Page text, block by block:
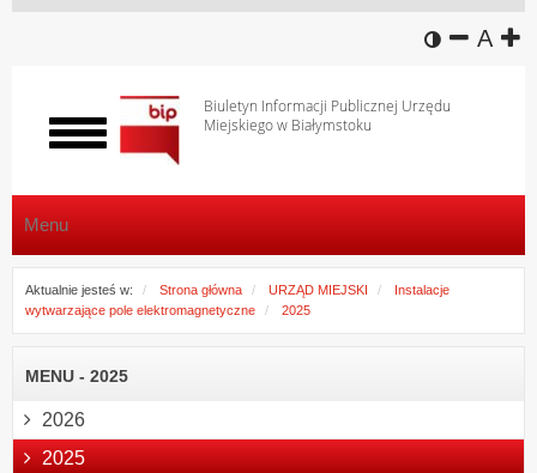
wersja
A
Biuletyn Informacji Publicznej Urzędu
Miejskiego w Białymstoku
Włącz
menu
Menu
Aktualnie jesteś w: Strona główna URZĄD MIEJSKI
Instalacje
wytwarzające pole elektromagnetyczne
2025
MENU - 2025
2026
2025